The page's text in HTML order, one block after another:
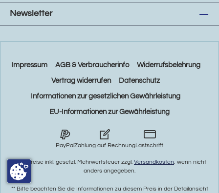
Newsletter
Impressum AGB & Verbraucherinfo Widerrufsbelehrung
Vertrag widerrufen Datenschutz
Informationen zur gesetzlichen Gewährleistung
EU-Informationen zur Gewährleistung
PayPalZahlung auf RechnungLastschrift
* Alle Preise inkl. gesetzl. Mehrwertsteuer zzgl. Versandkosten, wenn nicht
anders angegeben.
** Bitte beachten Sie die Informationen zu diesem Preis in der Detailansicht